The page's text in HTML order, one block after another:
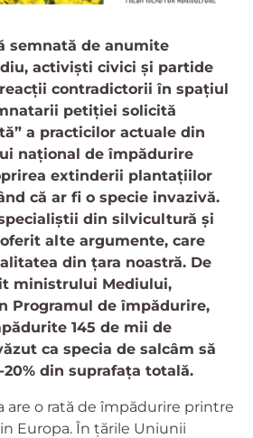
semnată de anumite
activiști civici și partide
contradictorii în spațiul
petiției solicită
a practicilor actuale din
național de împădurire
extinderii plantațiilor
că ar fi o specie invazivă.
din silvicultură și
alte argumente, care
din țara noastră. De
ministrului Mediului,
Programul de împădurire,
145 de mii de
ca specia de salcâm să
20% din suprafața totală.
are o rată de împădurire printre
Europa. În țările Uniunii